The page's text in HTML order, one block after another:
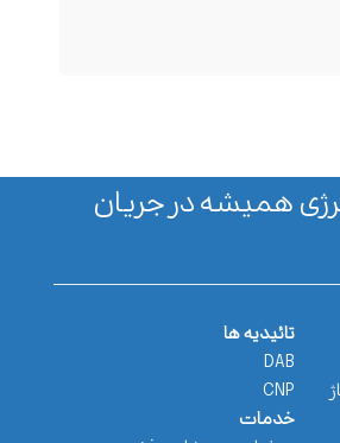
انرژی همیشه در جریان
تائیدیه ها
DAB
CNP
خدمات